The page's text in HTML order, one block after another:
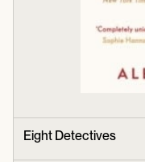
Eight Detectives